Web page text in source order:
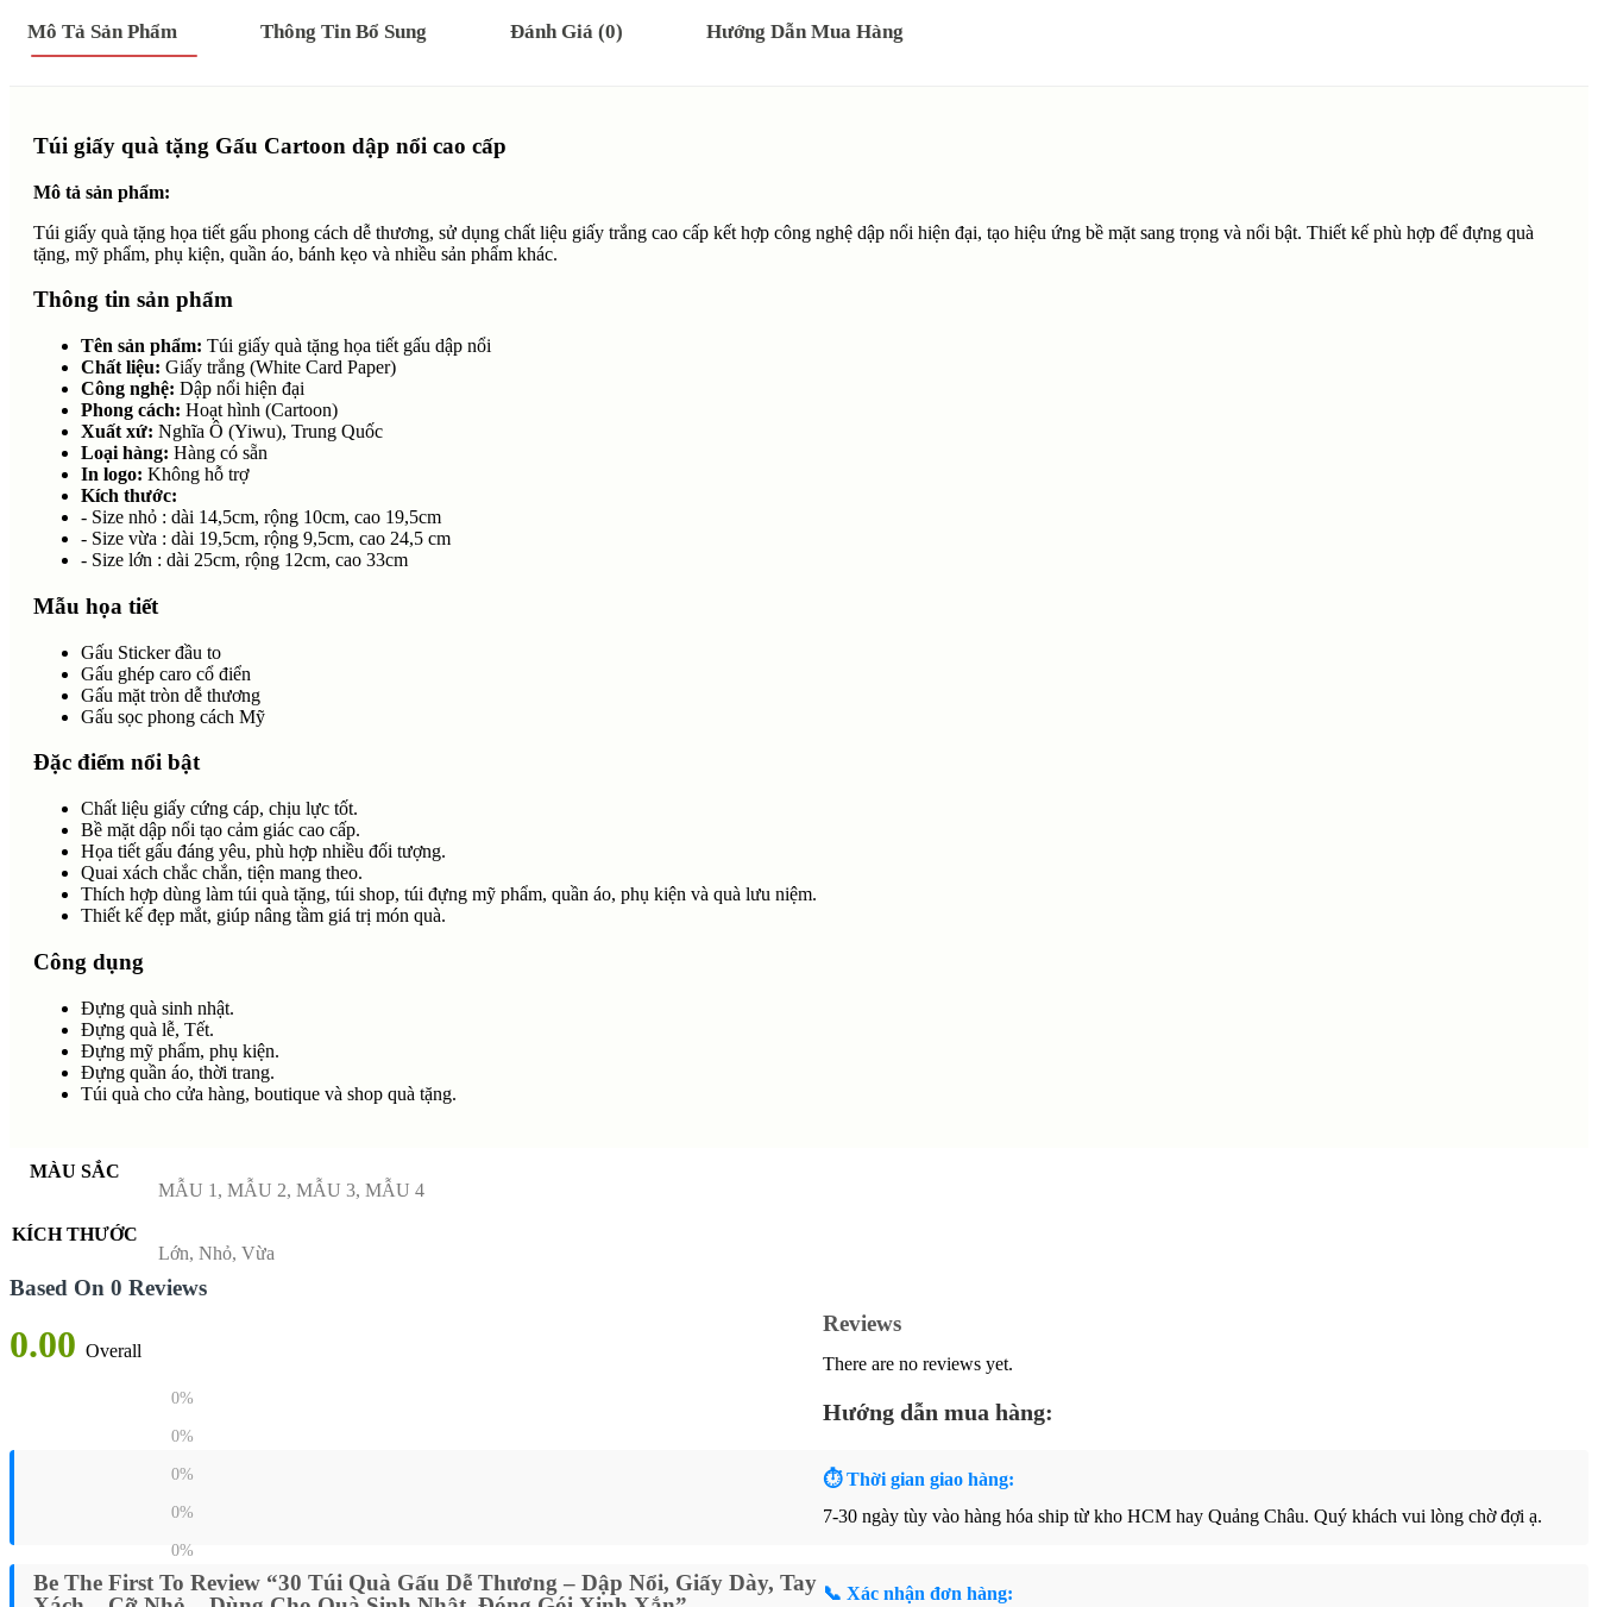
tay
xách
cho
sinh
nhật,
đóng
xinh
quantity
Mô Tả Sản Phẩm Thông Tin Bổ Sung Đánh Giá (0) Hướng Dẫn Mua Hàng
Túi giấy quà tặng Gấu Cartoon dập nổi cao cấp
Mô tả sản phẩm:
Túi giấy quà tặng họa tiết gấu phong cách dễ thương, sử dụng chất liệu giấy trắng cao cấp kết hợp công nghệ dập nổi hiện đại, tạo hiệu ứng bề mặt sang trọng và nổi bật. Thiết kế phù hợp để đựng quà
tặng, mỹ phẩm, phụ kiện, quần áo, bánh kẹo và nhiều sản phẩm khác.
Thông tin sản phẩm
Tên sản phẩm: Túi giấy quà tặng họa tiết gấu dập nổi
Chất liệu: Giấy trắng (White Card Paper)
Công nghệ: Dập nổi hiện đại
Phong cách: Hoạt hình (Cartoon)
Xuất xứ: Nghĩa Ô (Yiwu), Trung Quốc
Loại hàng: Hàng có sẵn
In logo: Không hỗ trợ
Kích thước:
- Size nhỏ : dài 14,5cm, rộng 10cm, cao 19,5cm
- Size vừa : dài 19,5cm, rộng 9,5cm, cao 24,5 cm
- Size lớn : dài 25cm, rộng 12cm, cao 33cm
Mẫu họa tiết
Gấu Sticker đầu to
Gấu ghép caro cổ điển
Gấu mặt tròn dễ thương
Gấu sọc phong cách Mỹ
Đặc điểm nổi bật
Chất liệu giấy cứng cáp, chịu lực tốt.
Bề mặt dập nổi tạo cảm giác cao cấp.
Họa tiết gấu đáng yêu, phù hợp nhiều đối tượng.
Quai xách chắc chắn, tiện mang theo.
Thích hợp dùng làm túi quà tặng, túi shop, túi đựng mỹ phẩm, quần áo, phụ kiện và quà lưu niệm.
Thiết kế đẹp mắt, giúp nâng tầm giá trị món quà.
Công dụng
Đựng quà sinh nhật.
Đựng quà lễ, Tết.
Đựng mỹ phẩm, phụ kiện.
Đựng quần áo, thời trang.
Túi quà cho cửa hàng, boutique và shop quà tặng.
MÀU SẮC
MẪU 1, MẪU 2, MẪU 3, MẪU 4
KÍCH THƯỚC
Lớn, Nhỏ, Vừa
Based On 0 Reviews
0.00 Overall
0%
0%
0%
0%
0%
Be The First To Review “30 Túi Quà Gấu Dễ Thương – Dập Nổi, Giấy Dày, Tay
Reviews
There are no reviews yet.
Hướng dẫn mua hàng:
⏱ Thời gian giao hàng:
7-30 ngày tùy vào hàng hóa ship từ kho HCM hay Quảng Châu. Quý khách vui lòng chờ đợi ạ.
📞 Xác nhận đơn hàng: